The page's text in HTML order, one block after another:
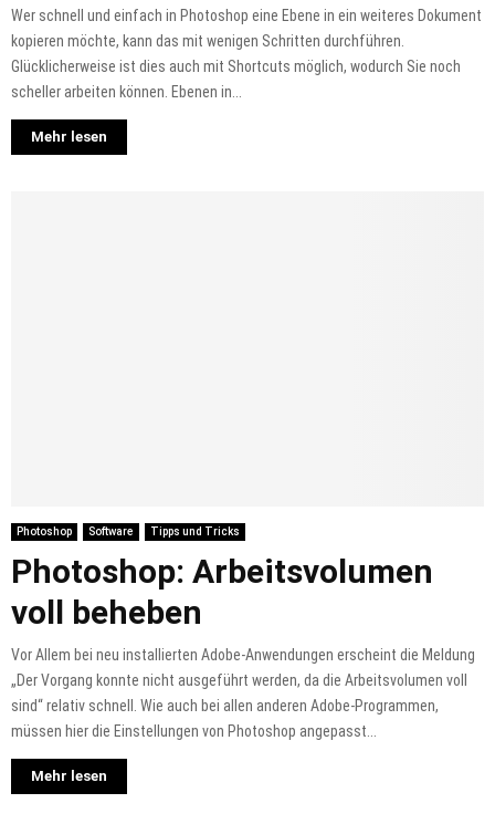
Wer schnell und einfach in Photoshop eine Ebene in ein weiteres Dokument
kopieren möchte, kann das mit wenigen Schritten durchführen.
Glücklicherweise ist dies auch mit Shortcuts möglich, wodurch Sie noch
scheller arbeiten können. Ebenen in...
Mehr lesen
Photoshop Software Tipps und Tricks
Photoshop: Arbeitsvolumen
voll beheben
Vor Allem bei neu installierten Adobe-Anwendungen erscheint die Meldung
„Der Vorgang konnte nicht ausgeführt werden, da die Arbeitsvolumen voll
sind“ relativ schnell. Wie auch bei allen anderen Adobe-Programmen,
müssen hier die Einstellungen von Photoshop angepasst...
Mehr lesen